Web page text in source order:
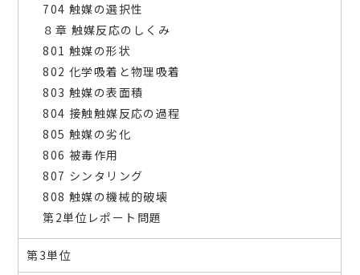
704 触媒の選択性
８章 触媒反応のしくみ
801 触媒の形状
802 化学吸着と物理吸着
803 触媒の表面積
804 接触触媒反応の過程
805 触媒の劣化
806 被毒作用
807 シンタリング
808 触媒の機械的破壊
第2単位レポート問題
第3単位